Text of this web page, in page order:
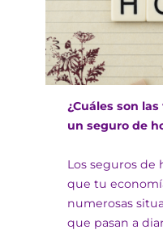
¿Cuáles son
un seguro de
Los seguros de
que tu
numerosas
que pasan a